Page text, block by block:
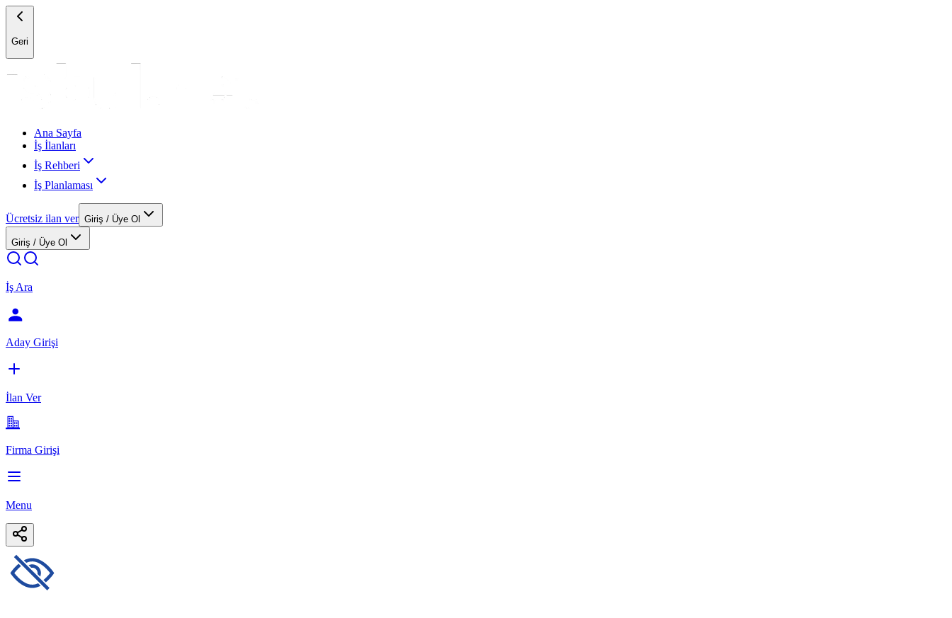
Geri
Ana Sayfa
İş İlanları
İş Rehberi
İş Planlaması
Ücretsiz ilan ver Giriş / Üye Ol
Giriş / Üye Ol
İş Ara
Aday Girişi
İlan Ver
Firma Girişi
Menu